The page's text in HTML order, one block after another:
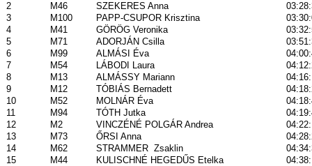
2
M46 SZEKERES Anna
3
M100 PAPP-CSUPOR Krisztina
4
M41 GÖRÖG Veronika
5
M71 ADORJÁN Csilla
6
M99 ALMÁSI Éva
7
M54 LÁBODI Laura
8
M13 ALMÁSSY Mariann
9
M12 TÓBIÁS Bernadett
10
M52 MOLNÁR Éva
11
M94 TÓTH Jutka
12
M2 VINCZÉNÉ POLGÁR Andrea
13
M73 ŐRSI Anna
14
M62 STRAMMER Zsaklin
15
M44 KULISCHNÉ HEGEDŰS Etelka